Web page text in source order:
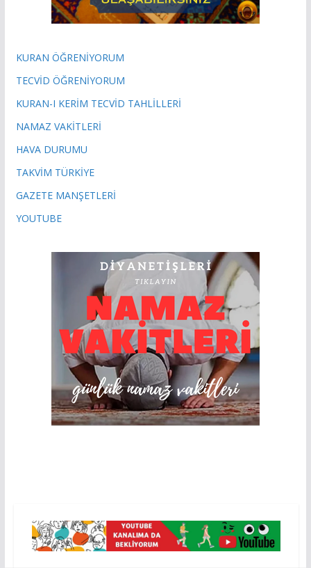
KURAN ÖĞRENİYORUM
TECVİD ÖĞRENİYORUM
KURAN-I KERİM TECVİD TAHLİLLERİ
NAMAZ VAKİTLERİ
HAVA DURUMU
TAKVİM TÜRKİYE
GAZETE MANŞETLERİ
YOUTUBE